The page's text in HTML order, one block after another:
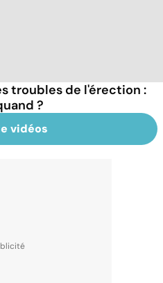
troubles de l'érection :
?
vidéos